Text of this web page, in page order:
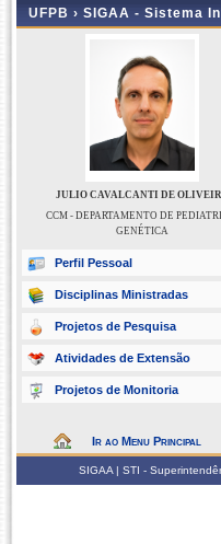
UFPB › SIGAA - Sistema
JULIO CAVALCANTI DE
CCM - DEPARTAMENTO DE
GENÉTICA
Perfil Pessoal
Disciplinas Ministradas
Projetos de Pesquisa
Atividades de Extensão
Projetos de Monitoria
Ir ao Menu Principal
SIGAA | STI -